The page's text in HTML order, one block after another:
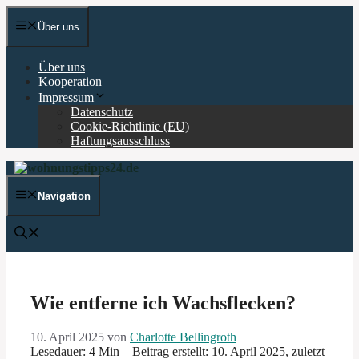
Zum
Inhalt Über uns
Über uns
Kooperation
Impressum
Datenschutz
Cookie-Richtlinie (EU)
Haftungsausschluss
Navigation
Wie entferne ich Wachsflecken?
10. April 2025 von Charlotte Bellingroth
Lesedauer: 4 Min – Beitrag erstellt: 10. April 2025, zuletzt